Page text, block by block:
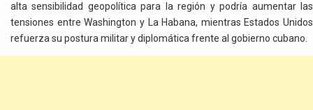
alta sensibilidad geopolítica para la región y podría aumentar las
tensiones entre Washington y La Habana, mientras Estados Unidos
refuerza su postura militar y diplomática frente al gobierno cubano.